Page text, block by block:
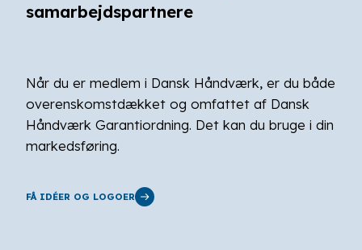
samarbejdspartnere
Når du er medlem i Dansk Håndværk, er du både
overenskomstdækket og omfattet af Dansk
Håndværk Garantiordning. Det kan du bruge i din
markedsføring.
FÅ IDÉER OG LOGOER